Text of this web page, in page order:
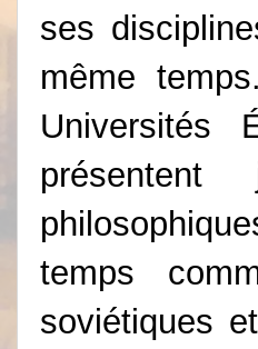
ses
même
Universités
temps
soviétiques